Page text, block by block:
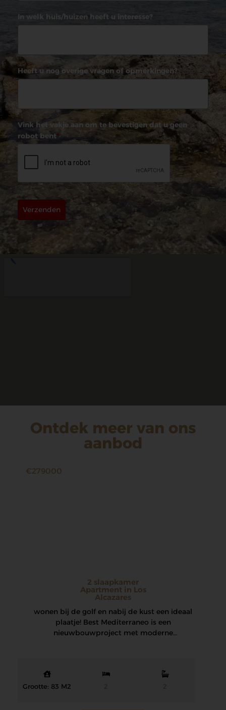
In welk huis/huizen heeft u interesse?
Heeft u nog overige vragen of opmerkingen?
Vink het vakje aan om te bevestigen dat u geen
robot bent*
Verzenden
Ontdek meer van ons
aanbod
€279000
2 slaapkamer
Apartment in Los
Alcazares
wonen bij de golf en nabij de kust een ideaal
plaatje! Best Mediterraneo is een
nieuwbouwproject met moderne
Grootte: 83 M2 2 2